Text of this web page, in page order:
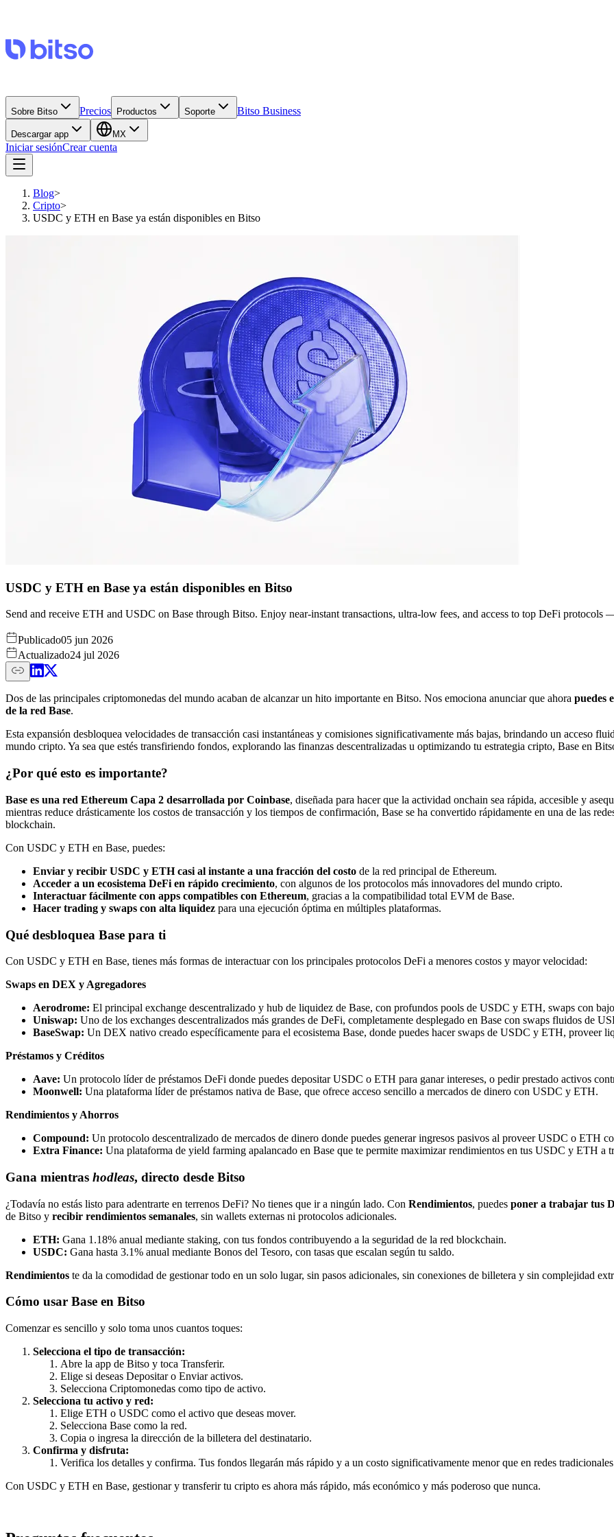
Sobre Bitso Precios Productos Soporte Bitso Business
Descargar app MX
Iniciar sesiónCrear cuenta
Blog>
Cripto>
USDC y ETH en Base ya están disponibles en Bitso
USDC y ETH en Base ya están disponibles en Bitso
Send and receive ETH and USDC on Base through Bitso. Enjoy near-instant transactions, ultra-low fees, and access to top DeFi protocols
Publicado05 jun 2026
Actualizado24 jul 2026
Dos de las principales criptomonedas del mundo acaban de alcanzar un hito importante en Bitso. Nos emociona anunciar que ahora puedes
de la red Base.
Esta expansión desbloquea velocidades de transacción casi instantáneas y comisiones significativamente más bajas, brindando un acceso
mundo cripto. Ya sea que estés transfiriendo fondos, explorando las finanzas descentralizadas u optimizando tu estrategia cripto, Base en
¿Por qué esto es importante?
Base es una red Ethereum Capa 2 desarrollada por Coinbase, diseñada para hacer que la actividad onchain sea rápida, accesible y
mientras reduce drásticamente los costos de transacción y los tiempos de confirmación, Base se ha convertido rápidamente en una de las
blockchain.
Con USDC y ETH en Base, puedes:
Enviar y recibir USDC y ETH casi al instante a una fracción del costo de la red principal de Ethereum.
Acceder a un ecosistema DeFi en rápido crecimiento, con algunos de los protocolos más innovadores del mundo cripto.
Interactuar fácilmente con apps compatibles con Ethereum, gracias a la compatibilidad total EVM de Base.
Hacer trading y swaps con alta liquidez para una ejecución óptima en múltiples plataformas.
Qué desbloquea Base para ti
Con USDC y ETH en Base, tienes más formas de interactuar con los principales protocolos DeFi a menores costos y mayor velocidad:
Swaps en DEX y Agregadores
Aerodrome: El principal exchange descentralizado y hub de liquidez de Base, con profundos pools de USDC y ETH, swaps con
Uniswap: Uno de los exchanges descentralizados más grandes de DeFi, completamente desplegado en Base con swaps fluidos de
BaseSwap: Un DEX nativo creado específicamente para el ecosistema Base, donde puedes hacer swaps de USDC y ETH, proveer
Préstamos y Créditos
Aave: Un protocolo líder de préstamos DeFi donde puedes depositar USDC o ETH para ganar intereses, o pedir prestado activos
Moonwell: Una plataforma líder de préstamos nativa de Base, que ofrece acceso sencillo a mercados de dinero con USDC y ETH.
Rendimientos y Ahorros
Compound: Un protocolo descentralizado de mercados de dinero donde puedes generar ingresos pasivos al proveer USDC o ETH
Extra Finance: Una plataforma de yield farming apalancado en Base que te permite maximizar rendimientos en tus USDC y ETH a
Gana mientras hodleas, directo desde Bitso
¿Todavía no estás listo para adentrarte en terrenos DeFi? No tienes que ir a ningún lado. Con Rendimientos, puedes poner a trabajar tus
de Bitso y recibir rendimientos semanales, sin wallets externas ni protocolos adicionales.
ETH: Gana 1.18% anual mediante staking, con tus fondos contribuyendo a la seguridad de la red blockchain.
USDC: Gana hasta 3.1% anual mediante Bonos del Tesoro, con tasas que escalan según tu saldo.
Rendimientos te da la comodidad de gestionar todo en un solo lugar, sin pasos adicionales, sin conexiones de billetera y sin complejidad
Cómo usar Base en Bitso
Comenzar es sencillo y solo toma unos cuantos toques:
Selecciona el tipo de transacción:
Abre la app de Bitso y toca Transferir.
Elige si deseas Depositar o Enviar activos.
Selecciona Criptomonedas como tipo de activo.
Selecciona tu activo y red:
Elige ETH o USDC como el activo que deseas mover.
Selecciona Base como la red.
Copia o ingresa la dirección de la billetera del destinatario.
Confirma y disfruta:
Verifica los detalles y confirma. Tus fondos llegarán más rápido y a un costo significativamente menor que en redes
Con USDC y ETH en Base, gestionar y transferir tu cripto es ahora más rápido, más económico y más poderoso que nunca.